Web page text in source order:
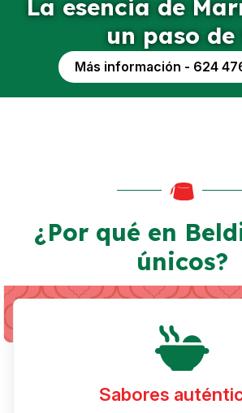
La esencia de
un paso de
Más información - 624
¿Por qué en
únicos?
Sabores